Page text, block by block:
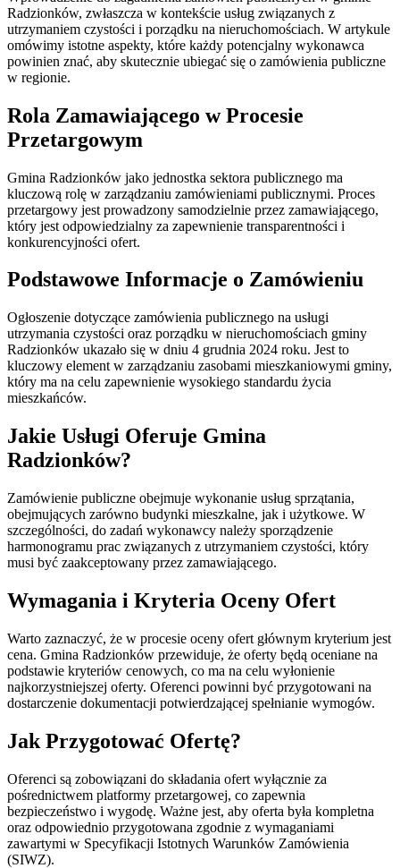
Radzionków, zwłaszcza w kontekście usług związanych z
utrzymaniem czystości i porządku na nieruchomościach. W artykule
omówimy istotne aspekty, które każdy potencjalny wykonawca
powinien znać, aby skutecznie ubiegać się o zamówienia publiczne
w regionie.
Rola Zamawiającego w Procesie
Przetargowym
Gmina Radzionków jako jednostka sektora publicznego ma
kluczową rolę w zarządzaniu zamówieniami publicznymi. Proces
przetargowy jest prowadzony samodzielnie przez zamawiającego,
który jest odpowiedzialny za zapewnienie transparentności i
konkurencyjności ofert.
Podstawowe Informacje o Zamówieniu
Ogłoszenie dotyczące zamówienia publicznego na usługi
utrzymania czystości oraz porządku w nieruchomościach gminy
Radzionków ukazało się w dniu 4 grudnia 2024 roku. Jest to
kluczowy element w zarządzaniu zasobami mieszkaniowymi gminy,
który ma na celu zapewnienie wysokiego standardu życia
mieszkańców.
Jakie Usługi Oferuje Gmina
Radzionków?
Zamówienie publiczne obejmuje wykonanie usług sprzątania,
obejmujących zarówno budynki mieszkalne, jak i użytkowe. W
szczególności, do zadań wykonawcy należy sporządzenie
harmonogramu prac związanych z utrzymaniem czystości, który
musi być zaakceptowany przez zamawiającego.
Wymagania i Kryteria Oceny Ofert
Warto zaznaczyć, że w procesie oceny ofert głównym kryterium jest
cena. Gmina Radzionków przewiduje, że oferty będą oceniane na
podstawie kryteriów cenowych, co ma na celu wyłonienie
najkorzystniejszej oferty. Oferenci powinni być przygotowani na
dostarczenie dokumentacji potwierdzającej spełnianie wymogów.
Jak Przygotować Ofertę?
Oferenci są zobowiązani do składania ofert wyłącznie za
pośrednictwem platformy przetargowej, co zapewnia
bezpieczeństwo i wygodę. Ważne jest, aby oferta była kompletna
oraz odpowiednio przygotowana zgodnie z wymaganiami
zawartymi w Specyfikacji Istotnych Warunków Zamówienia
(SIWZ).